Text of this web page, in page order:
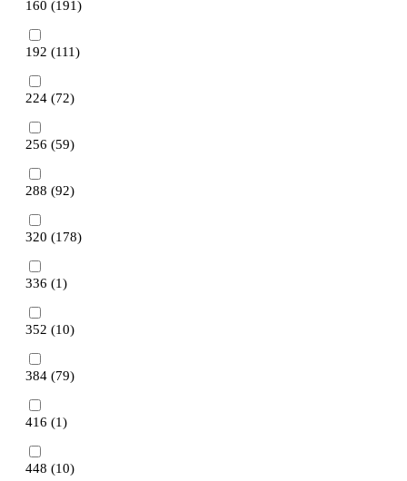
160 (191)
192 (111)
224 (72)
256 (59)
288 (92)
320 (178)
336 (1)
352 (10)
384 (79)
416 (1)
448 (10)